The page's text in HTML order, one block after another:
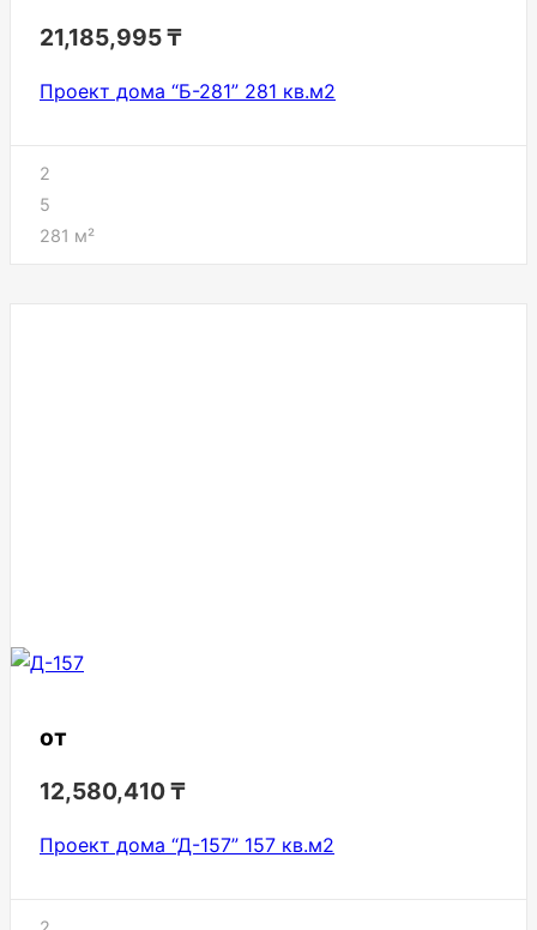
21,185,995₸
Проект дома “Б-281” 281 кв.м2
2
5
281 м²
от
12,580,410₸
Проект дома “Д-157” 157 кв.м2